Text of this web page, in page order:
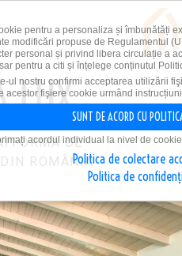
DE
ROMÂNIA
pentru a personaliza și îmbunătăți
modificări propuse de Regulamentul
personal și privind libera circulație a
pentru a citi și înțelege conținutul
ul nostru confirmi acceptarea utilizării
acestor fişiere cookie urmând
SUNT DE ACORD CU
acordul individual la nivel de
Politica de colectare
Politica de